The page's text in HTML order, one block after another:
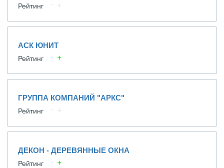
Рейтинг
АСК ЮНИТ
Рейтинг
ГРУППА КОМПАНИЙ "АРКС"
Рейтинг
ДЕКОН - ДЕРЕВЯННЫЕ ОКНА
Рейтинг